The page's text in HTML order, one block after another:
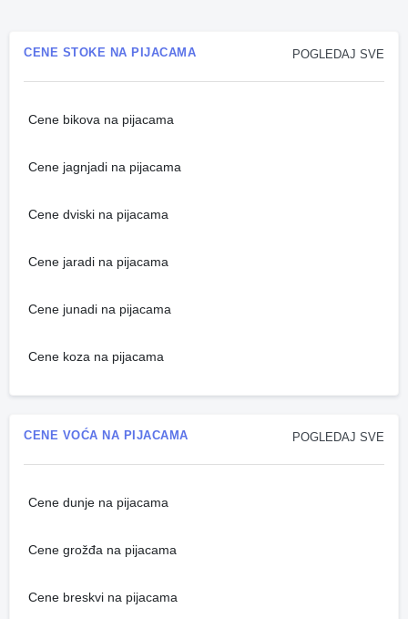
POGLEDAJ SVE
CENE STOKE NA PIJACAMA
Cene bikova na pijacama
Cene jagnjadi na pijacama
Cene dviski na pijacama
Cene jaradi na pijacama
Cene junadi na pijacama
Cene koza na pijacama
POGLEDAJ SVE
CENE VOĆA NA PIJACAMA
Cene dunje na pijacama
Cene grožđa na pijacama
Cene breskvi na pijacama